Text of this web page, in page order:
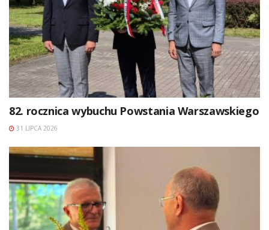
82. rocznica wybuchu Powstania Warszawskiego
31 LIPCA 2026